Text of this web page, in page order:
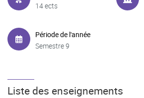
14 ects
Période de l'année
Semestre 9
Liste des enseignements